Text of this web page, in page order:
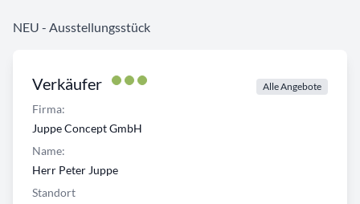
Verkäufer Alle Angebote
Firma:
Juppe Concept GmbH
Name:
Herr Peter Juppe
Standort
NEU - Ausstellungsstück